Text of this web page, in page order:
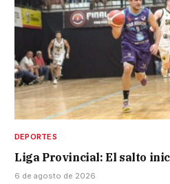
DEPORTES
Liga Provincial: El salto
6 de agosto de 2026